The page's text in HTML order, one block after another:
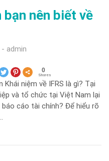
nên biết về
admin
0
Shares
niệm về IFRS là gì? Tại
và tổ chức tại Việt Nam lại
cáo tài chính? Để hiểu rõ